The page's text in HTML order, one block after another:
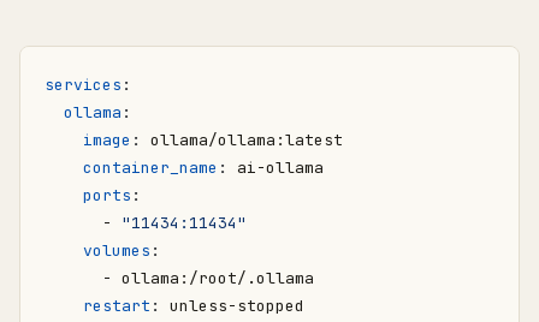
services :
ollama :
image :
ollama/ollama:latest
container_name :
ai-ollama
ports :
- "11434:11434"
volumes :
- ollama:/root/.ollama
restart :
unless-stopped